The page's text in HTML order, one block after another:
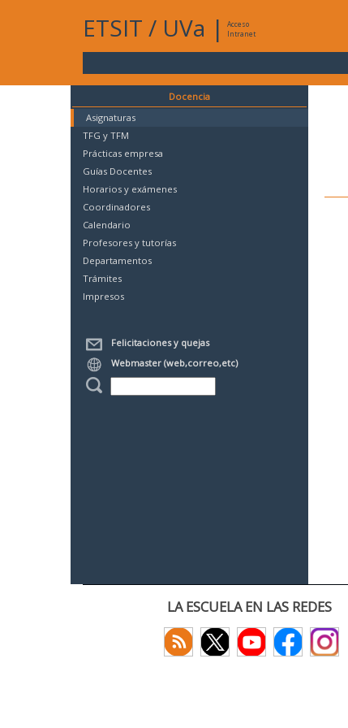
ETSIT / UVa |
Acceso
Intranet
Docencia
Asignaturas
TFG y TFM
Prácticas empresa
Guías Docentes
Horarios y exámenes
Coordinadores
Calendario
Profesores y tutorías
Departamentos
Trámites
Impresos
Felicitaciones y quejas
Webmaster (web,correo,etc)
LA ESCUELA EN LAS REDES